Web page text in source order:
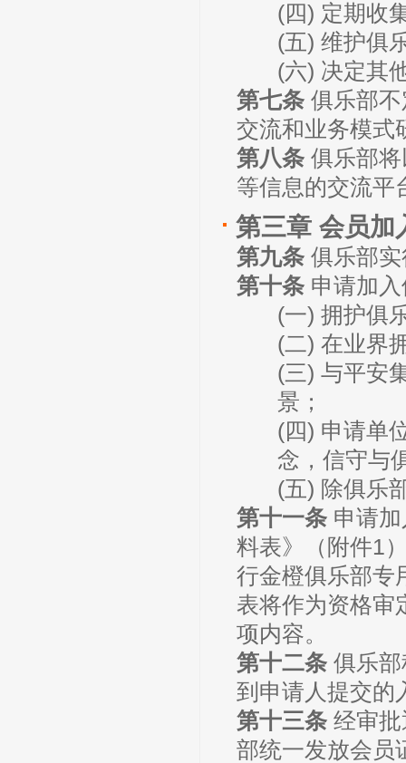
(四) 定期收
(五) 维护俱
(六) 决定其
第七条 俱乐部
交流和业务模式
第八条 俱乐部
等信息的交流平
第三章 会员加
第九条 俱乐部
第十条 申请加
(一) 拥护俱
(二) 在业界
(三) 与平安
景；
(四) 申请单
念，信守与
(五) 除俱乐
第十一条 申请
料表》（附件1
行金橙俱乐部专
表将作为资格审
项内容。
第十二条 俱乐
到申请人提交的
第十三条 经审
部统一发放会员